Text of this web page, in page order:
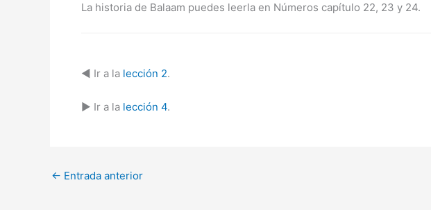
La historia de Balaam puedes leerla en Números capítulo 22, 23 y 24.
◄ Ir a la lección 2.
► Ir a la lección 4.
← Entrada anterior